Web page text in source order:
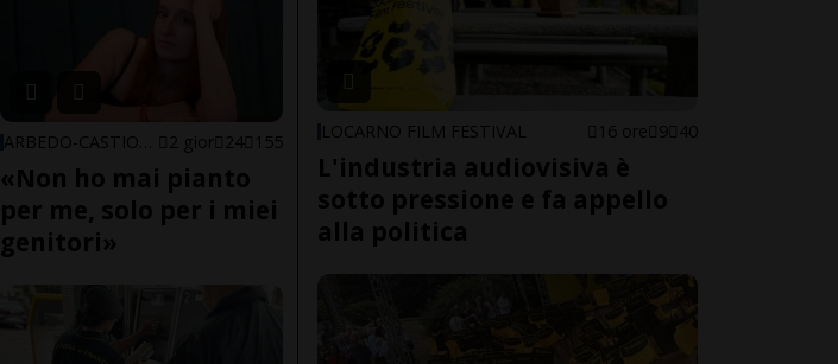
2 gior 24 155
«Non ho mai pianto
per me, solo per i miei
genitori»
LOCARNO FILM FESTIVAL 16 ore 9 40
L'industria audiovisiva è
sotto pressione e fa appello
alla politica